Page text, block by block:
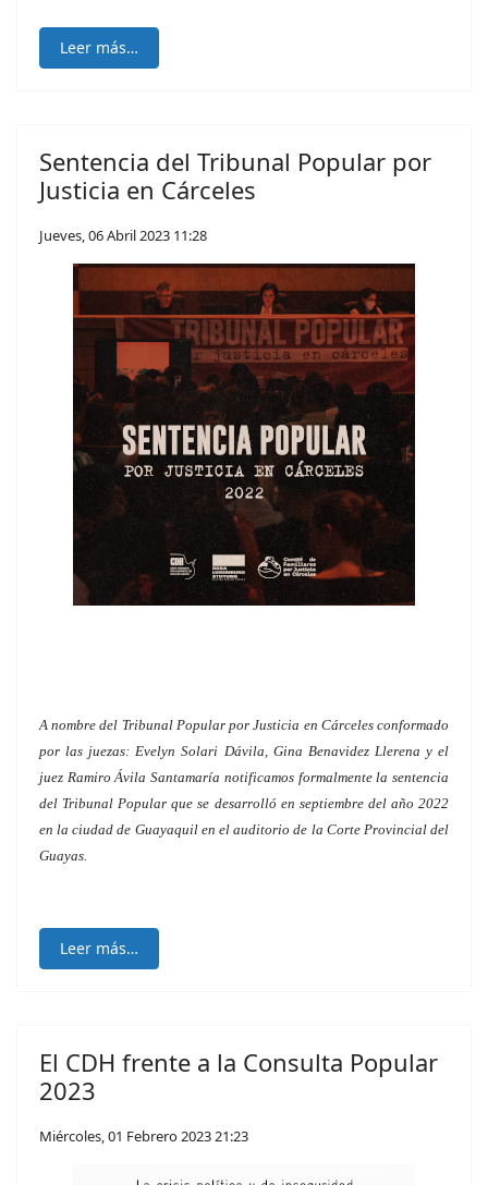
Leer más…
Sentencia del Tribunal Popular por
Justicia en Cárceles
Jueves, 06 Abril 2023 11:28
A nombre del Tribunal Popular por Justicia en Cárceles conformado
por las juezas: Evelyn Solari Dávila, Gina Benavidez Llerena y el
juez Ramiro Ávila Santamaría notificamos formalmente la sentencia
del Tribunal Popular que se desarrolló en septiembre del año 2022
en la ciudad de Guayaquil en el auditorio de la Corte Provincial del
Guayas.
Leer más…
El CDH frente a la Consulta Popular
2023
Miércoles, 01 Febrero 2023 21:23